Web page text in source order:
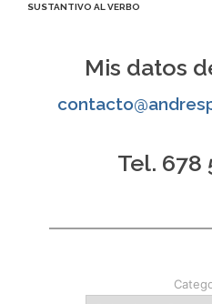
de
SUSTANTIVO AL VERBO
Mis datos
Tel. 678